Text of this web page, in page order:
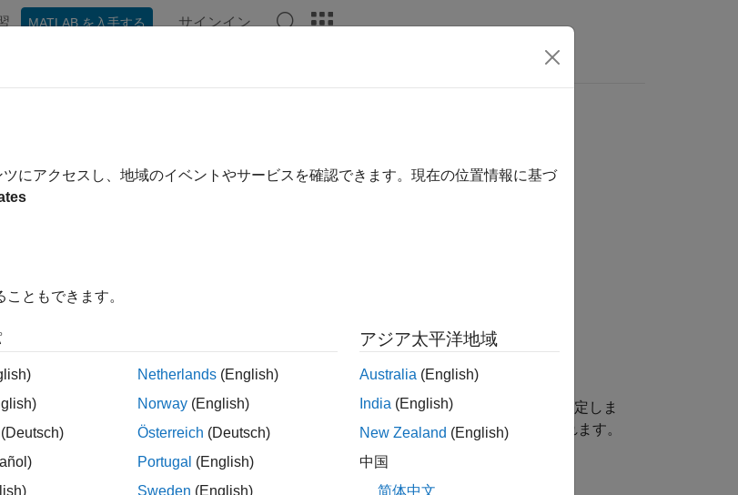
MATLAB を入手する サインイン
実行されている関数の停止
'finished' の各要素について、 Stateプロパティを
に設定しま
たすべての
の要素は、 Errorプロパティで実行がキャンセルされたことが示されます。
数と演算は、 を押して中断できません。それらの関数を
にアクセスし、地域のイベントやサービスを確認できます。現在の位置情報に基づ
ともできます。
(Deutsch)
Netherlands (English)
Norway (English)
Österreich (Deutsch)
Portugal (English)
Sweden (English)
アジア太平洋地域
Australia (English)
India (English)
New Zealand (English)
中国
简体中文